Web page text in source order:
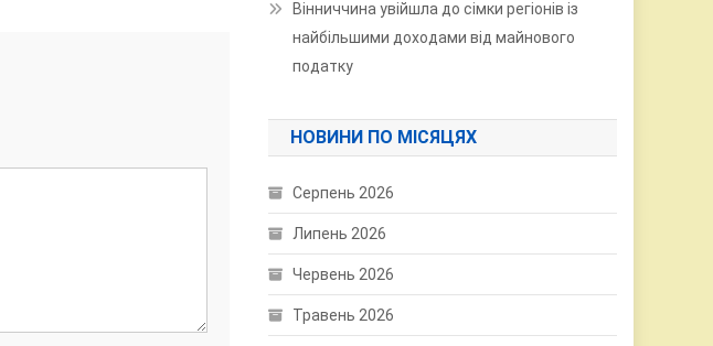
Вінниччина увійшла до сімки регіонів із
найбільшими доходами від майнового
податку
НОВИНИ ПО МІСЯЦЯХ
Серпень 2026
Липень 2026
Червень 2026
Травень 2026